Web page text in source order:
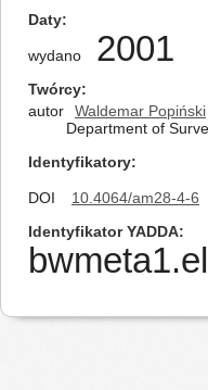
Daty
wydano 2001
Twórcy
autor
Waldemar Popiński
Department of
Identyfikatory
DOI
10.4064/am28-4-6
Identyfikator YADDA